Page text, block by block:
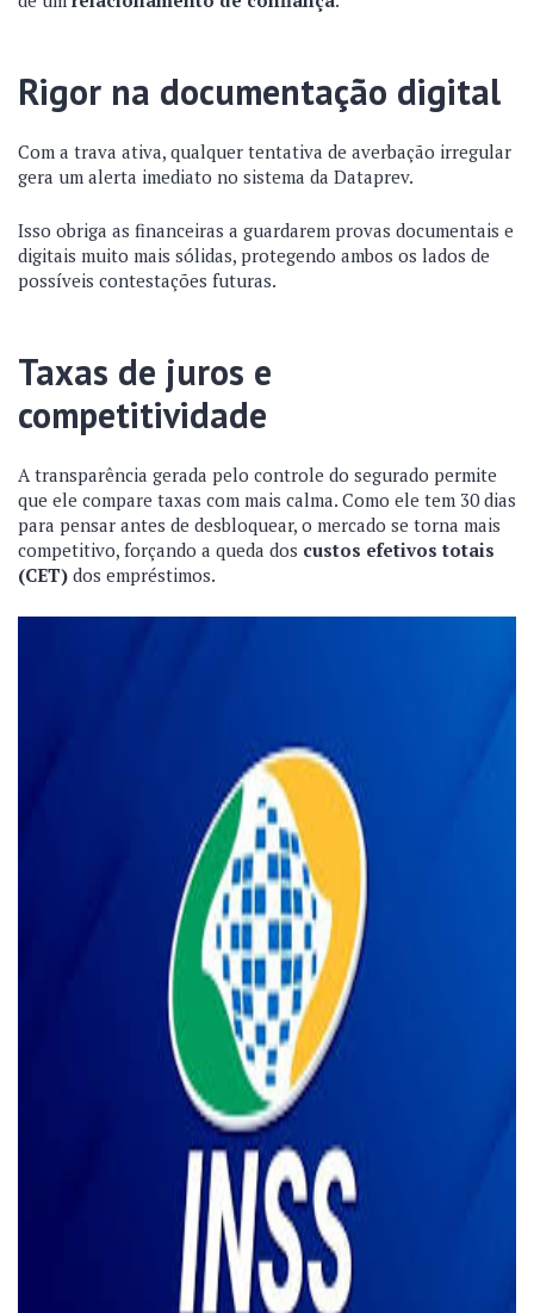
Rigor na documentação digital
Com a trava ativa, qualquer tentativa de averbação irregular
gera um alerta imediato no sistema da Dataprev.
Isso obriga as financeiras a guardarem provas documentais e
digitais muito mais sólidas, protegendo ambos os lados de
possíveis contestações futuras.
Taxas de juros e
competitividade
A transparência gerada pelo controle do segurado permite
que ele compare taxas com mais calma. Como ele tem 30 dias
para pensar antes de desbloquear, o mercado se torna mais
competitivo, forçando a queda dos custos efetivos totais
(CET) dos empréstimos.